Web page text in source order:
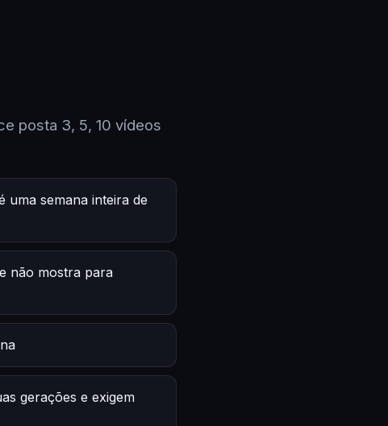
posta 3, 5, 10 vídeos
uma semana inteira de
e não mostra para
gerações e exigem